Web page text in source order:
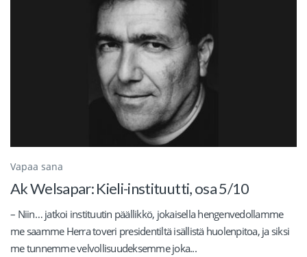
Vapaa sana
Ak Welsapar: Kieli-instituutti, osa 5/10
– Niin… jatkoi instituutin päällikkö, jokaisella hengenvedollamme
me saamme Herra toveri presidentiltä isällistä huolenpitoa, ja siksi
me tunnemme velvollisuudeksemme joka...